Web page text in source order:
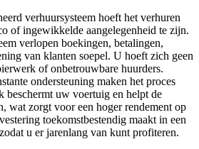
verhuursysteem hoeft het verhuren
of ingewikkelde aangelegenheid te zijn.
verlopen boekingen, betalingen,
van klanten soepel. U hoeft zich geen
of onbetrouwbare huurders.
ondersteuning maken het proces
beschermt uw voertuig en helpt de
wat zorgt voor een hoger rendement op
toekomstbestendig maakt in een
u er jarenlang van kunt profiteren.